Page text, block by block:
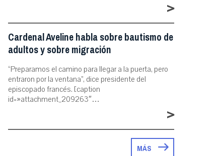
>
Cardenal Aveline habla sobre bautismo de
adultos y sobre migración
“Preparamos el camino para llegar a la puerta, pero
entraron por la ventana”, dice presidente del
episcopado francés. [caption
id=»attachment_209263″…
>
MÁS